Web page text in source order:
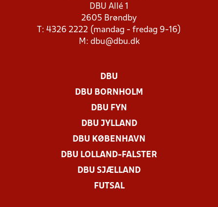
DBU Allé 1
2605 Brøndby
T: 4326 2222 (mandag - fredag 9-16)
M: dbu@dbu.dk
DBU
DBU BORNHOLM
DBU FYN
DBU JYLLAND
DBU KØBENHAVN
DBU LOLLAND-FALSTER
DBU SJÆLLAND
FUTSAL